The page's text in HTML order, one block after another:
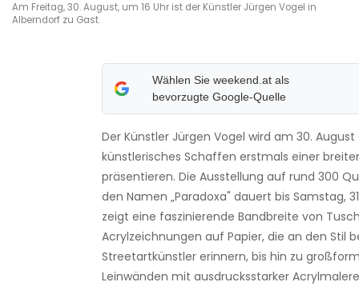
Am Freitag, 30. August, um 16 Uhr ist der Künstler Jürgen Vogel in
Alberndorf zu Gast.
Wählen Sie weekend.at als
bevorzugte Google-Quelle
Der Künstler Jürgen Vogel wird am 30. August
künstlerisches Schaffen erstmals einer
präsentieren. Die Ausstellung auf rund 300
den Namen „Paradoxa" dauert bis Samstag,
zeigt eine faszinierende Bandbreite von
Acrylzeichnungen auf Papier, die an den Stil
Streetartkünstler erinnern, bis hin zu
Leinwänden mit ausdrucksstarker